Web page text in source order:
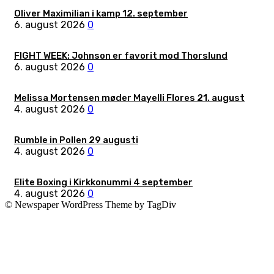
Oliver Maximilian i kamp 12. september
6. august 2026 0
FIGHT WEEK: Johnson er favorit mod Thorslund
6. august 2026 0
Melissa Mortensen møder Mayelli Flores 21. august
4. august 2026 0
Rumble in Pollen 29 augusti
4. august 2026 0
Elite Boxing i Kirkkonummi 4 september
4. august 2026 0
© Newspaper WordPress Theme by TagDiv